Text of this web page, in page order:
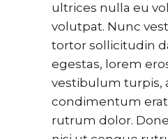
ultrices nulla eu
volutpat. Nunc
tortor sollicitudin
egestas, lorem
vestibulum turpis,
condimentum
rutrum dolor.